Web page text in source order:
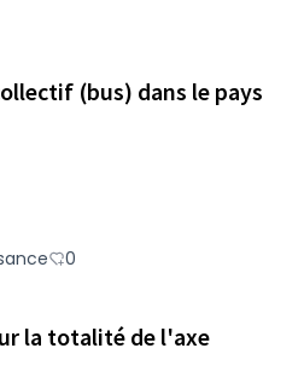
(bus) dans le pays
0
la totalité de l'axe